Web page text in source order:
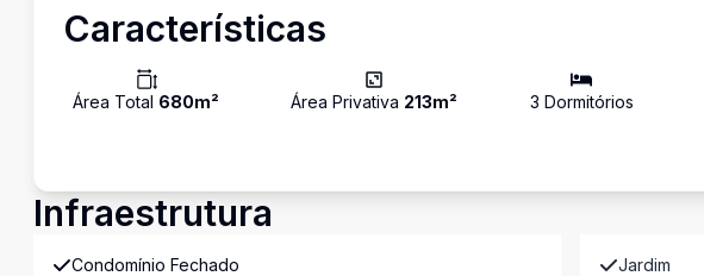
Características
Área Total 680m² Área Privativa 213m² 3 Dormitórios
Infraestrutura
Condomínio Fechado Jardim